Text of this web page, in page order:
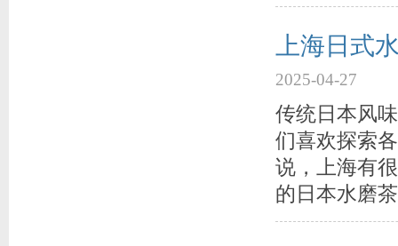
上海日式
2025-04-27
传统日本风
们喜欢探索
说，上海有
的日本水磨